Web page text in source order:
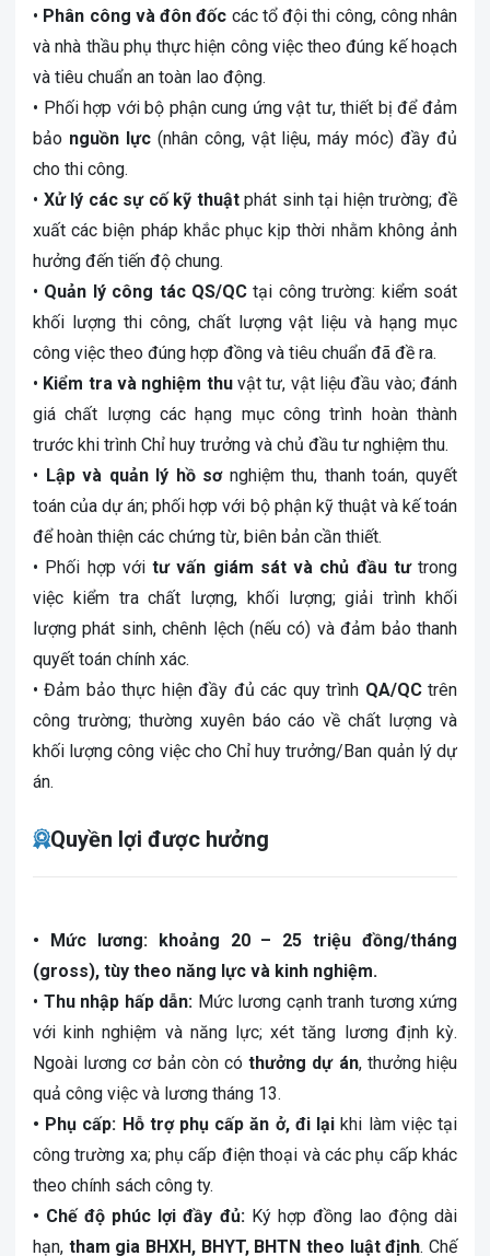
• Phân công và đôn đốc các tổ đội thi công, công nhân
và nhà thầu phụ thực hiện công việc theo đúng kế hoạch
và tiêu chuẩn an toàn lao động.
• Phối hợp với bộ phận cung ứng vật tư, thiết bị để đảm
bảo nguồn lực (nhân công, vật liệu, máy móc) đầy đủ
cho thi công.
• Xử lý các sự cố kỹ thuậtphát sinh tại hiện trường; đề
xuất các biện pháp khắc phục kịp thời nhằm không ảnh
hưởng đến tiến độ chung.
• Quản lý công tác QS/QC tại công trường: kiểm soát
khối lượng thi công, chất lượng vật liệu và hạng mục
công việc theo đúng hợp đồng và tiêu chuẩn đã đề ra.
• Kiểm tra và nghiệm thu vật tư, vật liệu đầu vào; đánh
giá chất lượng các hạng mục công trình hoàn thành
trước khi trình Chỉ huy trưởng và chủ đầu tư nghiệm thu.
• Lập và quản lý hồ sơnghiệm thu, thanh toán, quyết
toán của dự án; phối hợp với bộ phận kỹ thuật và kế toán
để hoàn thiện các chứng từ, biên bản cần thiết.
• Phối hợp với tư vấn giám sát và chủ đầu tưtrong
việc kiểm tra chất lượng, khối lượng; giải trình khối
lượng phát sinh, chênh lệch (nếu có) và đảm bảo thanh
quyết toán chính xác.
• Đảm bảo thực hiện đầy đủ các quy trình QA/QCtrên
công trường; thường xuyên báo cáo về chất lượng và
khối lượng công việc cho Chỉ huy trưởng/Ban quản lý dự
án.
Quyền lợi được hưởng
• Mức lương: khoảng 20 – 25 triệu đồng/tháng
(gross), tùy theo năng lực và kinh nghiệm.
• Thu nhập hấp dẫn: Mức lương cạnh tranh tương xứng
với kinh nghiệm và năng lực; xét tăng lương định kỳ.
Ngoài lương cơ bản còn có thưởng dự án, thưởng hiệu
quả công việc và lương tháng 13.
• Phụ cấp: Hỗ trợ phụ cấp ăn ở, đi lại khi làm việc tại
công trường xa; phụ cấp điện thoại và các phụ cấp khác
theo chính sách công ty.
• Chế độ phúc lợi đầy đủ:Ký hợp đồng lao động dài
hạn, tham gia BHXH, BHYT, BHTN theo luật định. Chế